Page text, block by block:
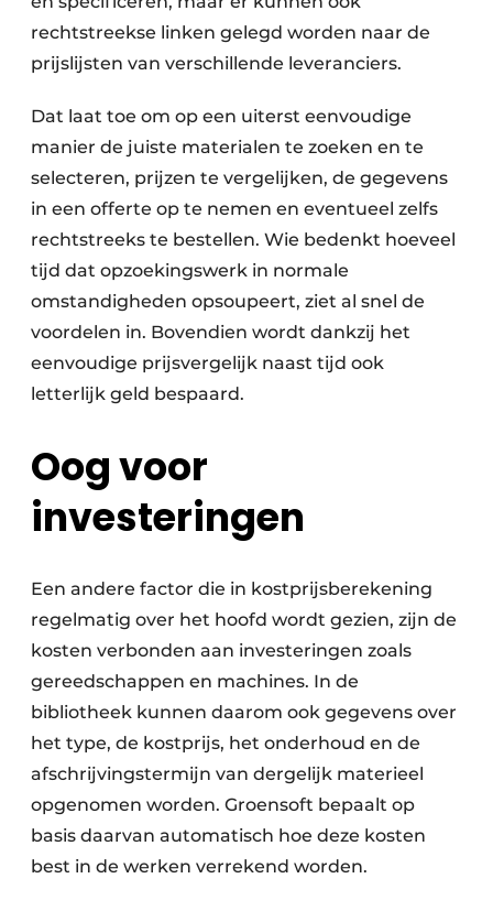
rechtstreekse linken gelegd worden naar de
prijslijsten van verschillende leveranciers.
Dat laat toe om op een uiterst eenvoudige
manier de juiste materialen te zoeken en te
selecteren, prijzen te vergelijken, de gegevens
in een offerte op te nemen en eventueel zelfs
rechtstreeks te bestellen. Wie bedenkt hoeveel
tijd dat opzoekingswerk in normale
omstandigheden opsoupeert, ziet al snel de
voordelen in. Bovendien wordt dankzij het
eenvoudige prijsvergelijk naast tijd ook
letterlijk geld bespaard.
Oog voor
investeringen
Een andere factor die in kostprijsberekening
regelmatig over het hoofd wordt gezien, zijn de
kosten verbonden aan investeringen zoals
gereedschappen en machines. In de
bibliotheek kunnen daarom ook gegevens over
het type, de kostprijs, het onderhoud en de
afschrijvingstermijn van dergelijk materieel
opgenomen worden. Groensoft bepaalt op
basis daarvan automatisch hoe deze kosten
best in de werken verrekend worden.